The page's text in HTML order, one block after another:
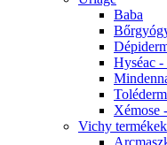
Baba
Hyséac -
Xémose
Vichy termékek